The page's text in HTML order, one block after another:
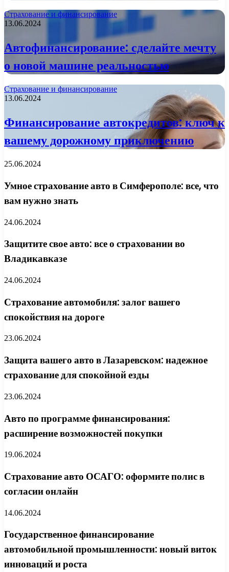
Страхование и финансирование
13.06.2024
Автофинансирование: сделайте мечту
о новой машине реальностью
Страхование и финансирование
13.06.2024
Финансирование автокредитов: ключ к
вашему дорожному приключению
25.06.2024
Умное страхование авто в Симферополе: все, что
вам нужно знать
24.06.2024
Защитите свое авто: все о страховании во
Владикавказе
24.06.2024
Страхование автомобиля: залог вашего
спокойствия на дороге
23.06.2024
Защита вашего авто в Лазаревском: надежное
страхование для спокойной езды
23.06.2024
Авто по программе финансирования:
расширение возможностей покупки
19.06.2024
Страхование авто ОСАГО: оформите полис в
согласии онлайн
14.06.2024
Государственное финансирование
автомобильной промышленности: новый виток
инноваций и роста